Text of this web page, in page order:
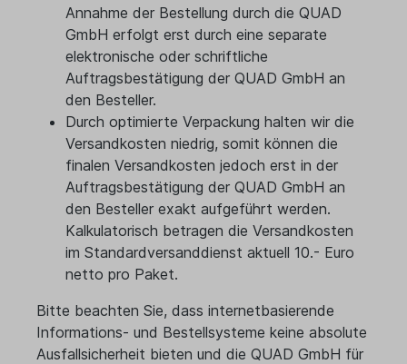
Annahme der Bestellung durch die QUAD
GmbH erfolgt erst durch eine separate
elektronische oder schriftliche
Auftragsbestätigung der QUAD GmbH an
den Besteller.
Durch optimierte Verpackung halten wir die
Versandkosten niedrig, somit können die
finalen Versandkosten jedoch erst in der
Auftragsbestätigung der QUAD GmbH an
den Besteller exakt aufgeführt werden.
Kalkulatorisch betragen die Versandkosten
im Standardversanddienst aktuell 10.- Euro
netto pro Paket.
Bitte beachten Sie, dass internetbasierende
Informations- und Bestellsysteme keine absolute
Ausfallsicherheit bieten und die QUAD GmbH für